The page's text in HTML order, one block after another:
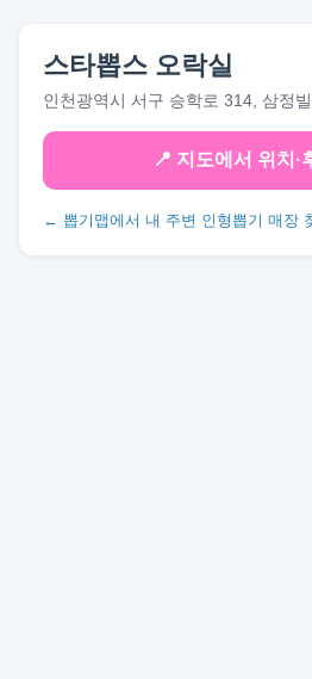
스타뽑스 오락실
인천광역시 서구 승학로 314, 삼정
📍 지도에서 위치·
← 뽑기맵에서 내 주변 인형뽑기 매장